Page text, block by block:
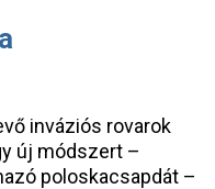
inváziós rovarok
új módszert –
poloskacsapdát –